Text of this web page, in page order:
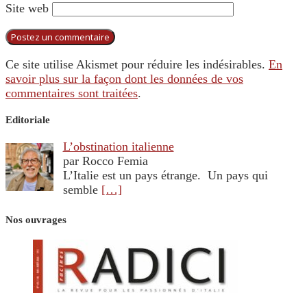
Site web
Ce site utilise Akismet pour réduire les indésirables. En
savoir plus sur la façon dont les données de vos
commentaires sont traitées.
Editoriale
L’obstination italienne
par Rocco Femia
L’Italie est un pays étrange. Un pays qui
semble […]
Nos ouvrages